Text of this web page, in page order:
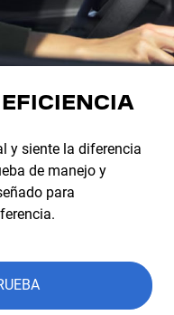
y siente la diferencia
de manejo y
para